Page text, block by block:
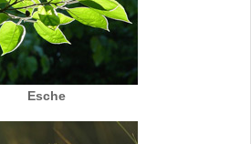
Esche